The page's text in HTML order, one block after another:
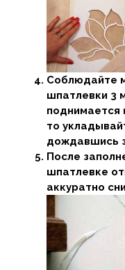
Соблюдайте
шпатлевки 3
поднимается
то
дождавшись
После
шпатлевке
аккуратно